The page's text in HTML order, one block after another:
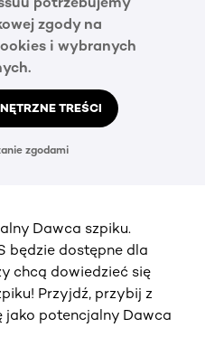
zgody na
i wybranych
TREŚCI
zgodami
Dawca szpiku.
będzie dostępne dla
chcą dowiedzieć się
Przyjdź, przybij z
jako potencjalny Dawca